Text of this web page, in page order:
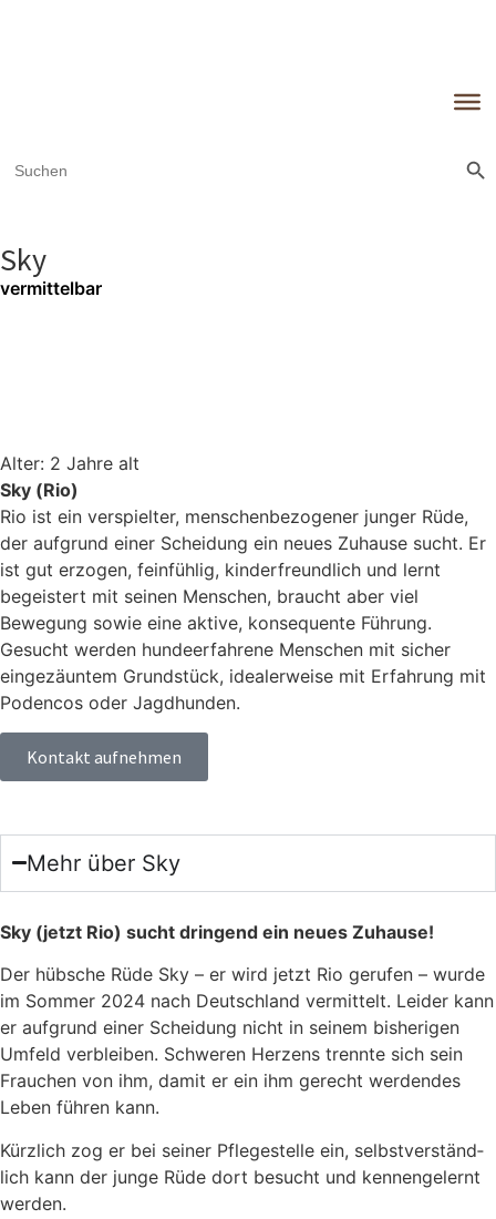
for:
Sky
vermittelbar
Alter: 2 Jahre alt
Sky (Rio)
Rio ist ein verspielter, menschenbezogener junger Rüde,
der aufgrund einer Scheidung ein neues Zuhause sucht. Er
ist gut erzogen, feinfühlig, kinderfreundlich und lernt
begeistert mit seinen Menschen, braucht aber viel
Bewegung sowie eine aktive, konsequente Führung.
Gesucht werden hundeerfahrene Menschen mit sicher
eingezäuntem Grundstück, idealerweise mit Erfahrung mit
Podencos oder Jagdhunden.
Kontakt aufnehmen
Mehr über Sky
Sky (jetzt Rio) sucht drin­gend ein neu­es Zuhau­se!
Der hüb­sche Rüde Sky – er wird jetzt Rio geru­fen – wur­de
im Som­mer 2024 nach Deutsch­land ver­mit­telt. Lei­der kann
er auf­grund einer Schei­dung nicht in sei­nem bis­he­ri­gen
Umfeld ver­blei­ben. Schwe­ren Her­zens trenn­te sich sein
Frau­chen von ihm, damit er ein ihm gerecht wer­den­des
Leben füh­ren kann.
Kürz­lich zog er bei sei­ner Pfle­ge­stel­le ein, selbst­ver­ständ­
lich kann der jun­ge Rüde dort besucht und ken­nen­ge­lernt
wer­den.